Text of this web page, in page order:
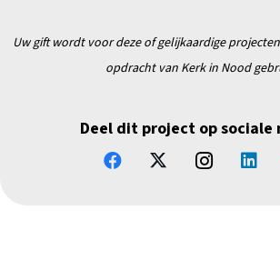
Uw gift wordt voor deze of gelijkaardige
opdracht van Kerk in Nood
Deel dit project op sociale